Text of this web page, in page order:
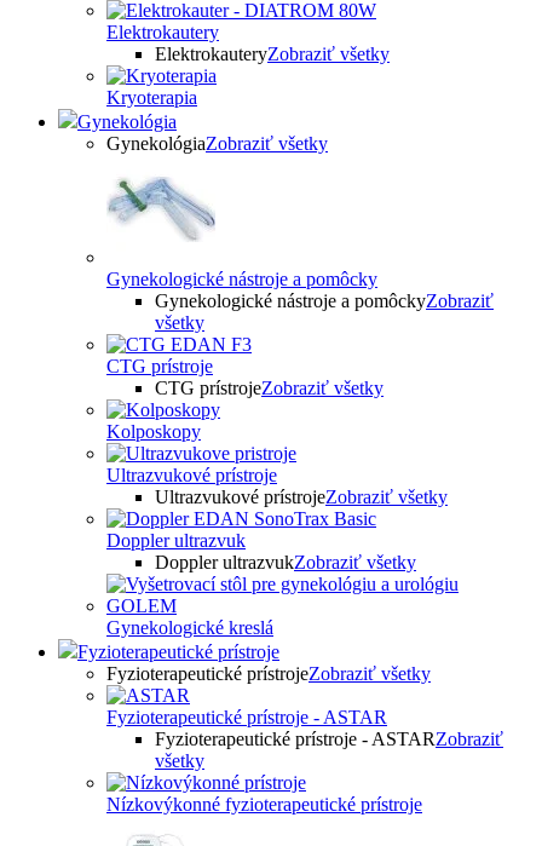
Elektrokautery
ElektrokauteryZobraziť všetky
Kryoterapia
Gynekológia
GynekológiaZobraziť všetky
Gynekologické nástroje a pomôcky
Gynekologické nástroje a pomôckyZobraziť
všetky
CTG prístroje
CTG prístrojeZobraziť všetky
Kolposkopy
Ultrazvukové prístroje
Ultrazvukové prístrojeZobraziť všetky
Doppler ultrazvuk
Doppler ultrazvukZobraziť všetky
Gynekologické kreslá
Fyzioterapeutické prístroje
Fyzioterapeutické prístrojeZobraziť všetky
Fyzioterapeutické prístroje - ASTAR
Fyzioterapeutické prístroje - ASTARZobraziť
všetky
Nízkovýkonné fyzioterapeutické prístroje